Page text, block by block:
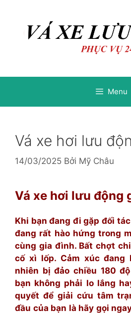
Menu
Vá xe hơi lưu
14/03/2025 Bởi Mỹ Châu
Vá xe hơi lưu động
Khi bạn đang đi gặp đối
đang rất hào hứng trong
cùng gia đình. Bất chợt
cố xì lốp. Cảm xúc đang
nhiên bị đảo chiều 180
bạn không phải lo lắng
quyết để giải cứu tâm
đầu của bạn là hãy gọi